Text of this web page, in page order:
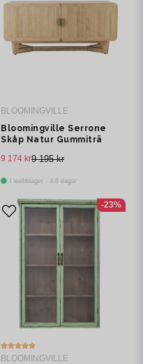
BLOOMINGVILLE
Bloomingville Serrone
Skåp Natur Gummiträ
9 195 kr
9 174 kr
I webblager - 4-8 dagar
BLOOMINGVILLE
-23%